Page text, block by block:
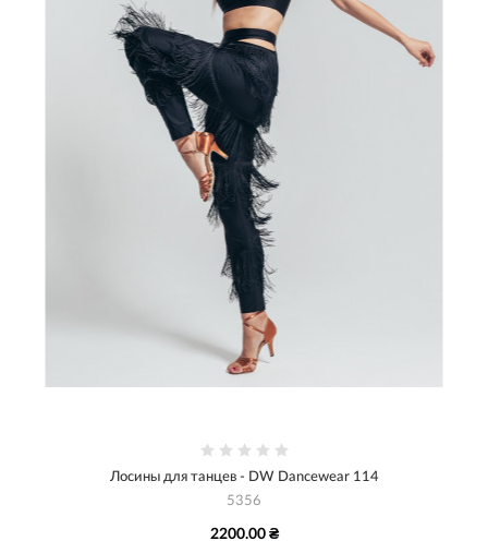
Лосины для танцев - DW Dancewear 114
5356
2200.00 ₴